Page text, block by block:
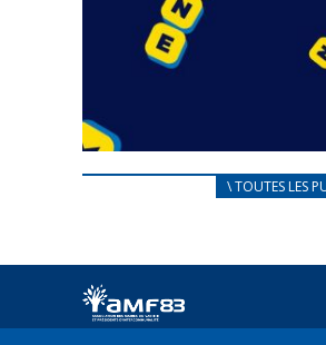
CARNET D’ACCUEIL
Afin d’accompagner au mieux les
FEUILLETER
\ TOUTES LES